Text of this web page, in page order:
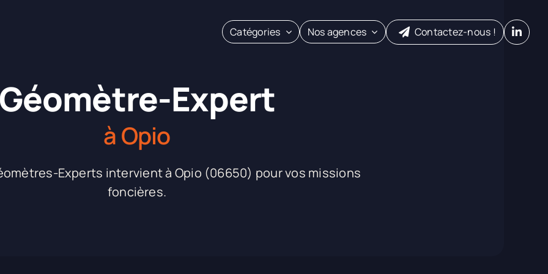
Catégories Nos agences Contactez-nous !
Géomètre-Expert
à Opio
Experts intervient à Opio (06650) pour vos missions
foncières.